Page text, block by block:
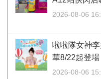
2026-08-06
啦啦隊女神
華8/22起登場
2026-08-06